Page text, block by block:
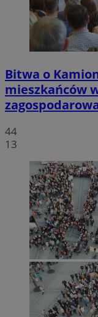
Bitwa o
mieszkańców
44
13